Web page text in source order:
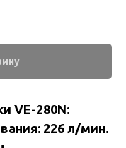
VE-280N:
226 л/мин.